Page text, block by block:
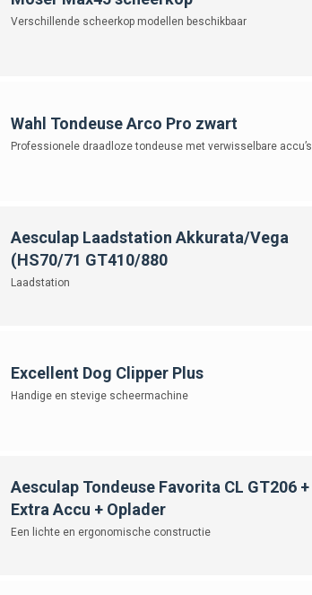
Verschillende scheerkop modellen beschikbaar
Wahl Tondeuse Arco Pro zwart
Professionele draadloze tondeuse met verwisselbare accu’s.
Aesculap Laadstation Akkurata/Vega
(HS70/71 GT410/880
Laadstation
Excellent Dog Clipper Plus
Handige en stevige scheermachine
Aesculap Tondeuse Favorita CL GT206 +
Extra Accu + Oplader
Een lichte en ergonomische constructie